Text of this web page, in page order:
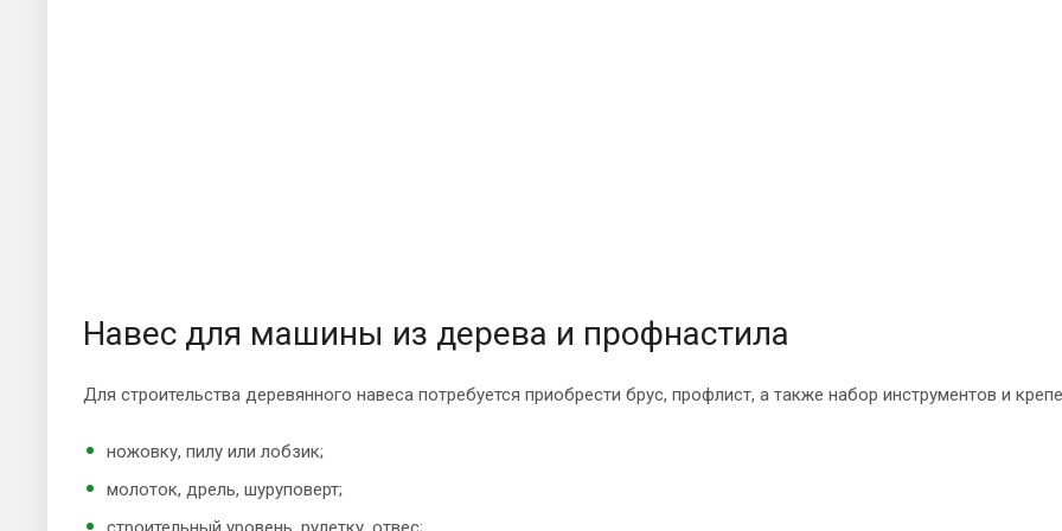
Навес для машины из дерева и профнастила
Для строительства деревянного навеса потребуется приобрести брус, профлист, а также набор инструментов и
ножовку, пилу или лобзик;
молоток, дрель, шуруповерт;